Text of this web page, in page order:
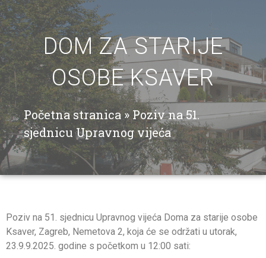
DOM ZA STARIJE
OSOBE KSAVER
Početna stranica»Poziv na 51.
sjednicu Upravnog vijeća
Poziv na 51. sjednicu Upravnog vijeća Doma za starije osobe
Ksaver, Zagreb, Nemetova 2, koja će se održati u utorak,
23.9.9.2025. godine s početkom u 12:00 sati: